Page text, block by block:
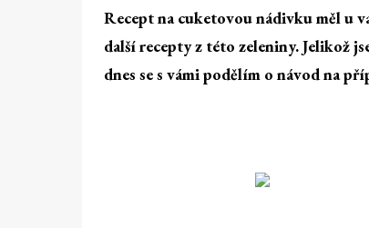
Recept na cuketovou nádivku měl u
další recepty z této zeleniny. Jelikož
dnes se s vámi podělím o návod na